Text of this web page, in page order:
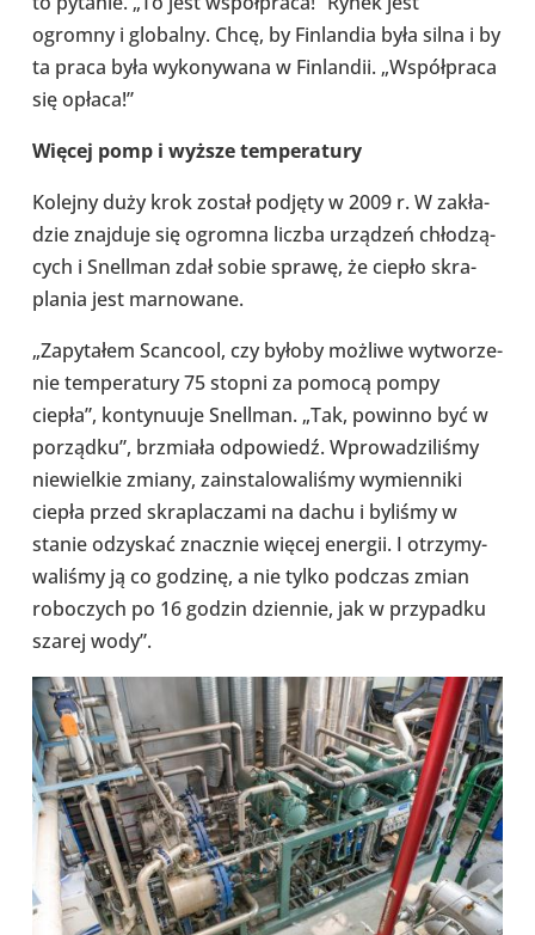
ogromny i glo­balny. Chcę, by Fin­lan­dia była silna i by
ta praca była wyko­ny­wana w Fin­lan­dii. „Współ­praca
się opłaca!”
Więcej pomp i wyższe tem­pe­ra­tury
Kolejny duży krok został podjęty w 2009 r. W zakła­
dzie znaj­duje się ogromna liczba urzą­dzeń chło­dzą­
cych i Snel­l­man zdał sobie sprawę, że ciepło skra­
pla­nia jest mar­no­wane.
„Zapy­ta­łem Scan­cool, czy byłoby możliwe wytwo­rze­
nie tem­pe­ra­tury 75 stopni za pomocą pompy
ciepła”, kon­ty­nu­uje Snel­l­man. „Tak, powinno być w
porządku”, brzmiała odpo­wiedź. Wpro­wa­dzi­li­śmy
nie­wiel­kie zmiany, zain­sta­lo­wa­li­śmy wymien­niki
ciepła przed skra­pla­czami na dachu i byliśmy w
stanie odzy­skać znacz­nie więcej energii. I otrzy­my­
wa­li­śmy ją co godzinę, a nie tylko podczas zmian
robo­czych po 16 godzin dzien­nie, jak w przy­padku
szarej wody”.